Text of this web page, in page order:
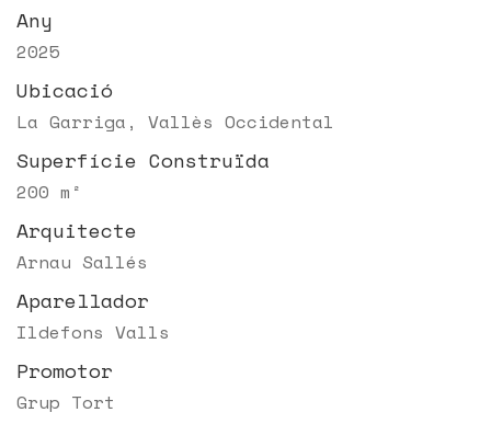
Any
2025
Ubicació
La Garriga, Vallès Occidental
Superfície Construïda
200 m²
Arquitecte
Arnau Sallés
Aparellador
Ildefons Valls
Promotor
Grup Tort